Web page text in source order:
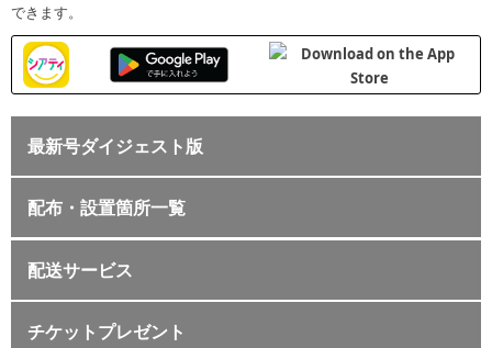
できます。
最新号ダイジェスト版
配布・設置箇所一覧
配送サービス
チケットプレゼント